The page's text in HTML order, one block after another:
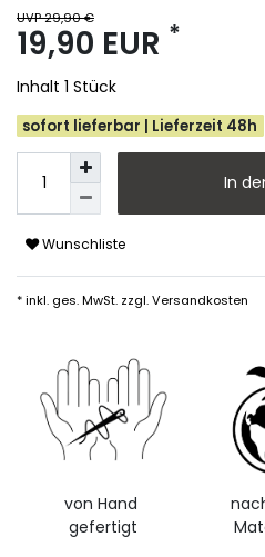
UVP 29,90 €
19,90 EUR *
Inhalt 1 Stück
sofort lieferbar | Lieferzeit 48h
In
Wunschliste
* inkl. ges. MwSt. zzgl.Versandkosten
von Hand
gefertigt